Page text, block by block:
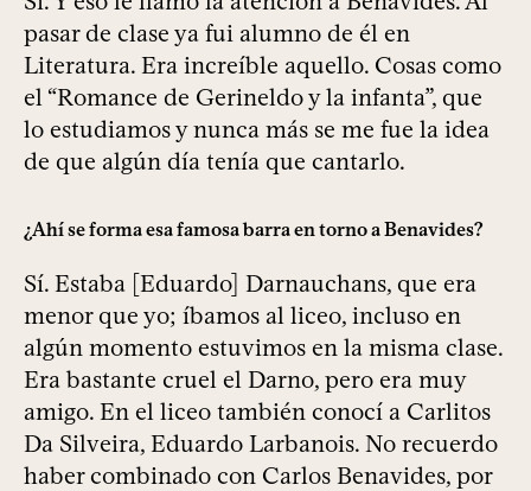
pasar de clase ya fui alumno de él en
Literatura. Era increíble aquello. Cosas como
el “Romance de Gerineldo y la infanta”, que
lo estudiamos y nunca más se me fue la idea
de que algún día tenía que cantarlo.
¿Ahí se forma esa famosa barra en torno a Benavides?
Sí. Estaba [Eduardo] Darnauchans, que era
menor que yo; íbamos al liceo, incluso en
algún momento estuvimos en la misma clase.
Era bastante cruel el Darno, pero era muy
amigo. En el liceo también conocí a Carlitos
Da Silveira, Eduardo Larbanois. No recuerdo
haber combinado con Carlos Benavides, por